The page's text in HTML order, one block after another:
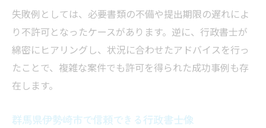
失敗例としては、必要書類の不備や提出期限の遅れによ
り不許可となったケースがあります。逆に、行政書士が
綿密にヒアリングし、状況に合わせたアドバイスを行っ
たことで、複雑な案件でも許可を得られた成功事例も存
在します。
群馬県伊勢崎市で信頼できる行政書士像